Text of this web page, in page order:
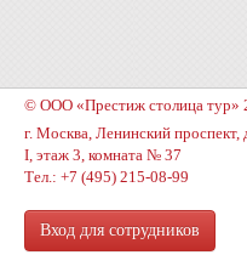
© ООО «Престиж столица тур»
г. Москва, Ленинский
I, этаж 3, комната № 37
Тел.: +7 (495) 215-08-99
Вход для сотрудников